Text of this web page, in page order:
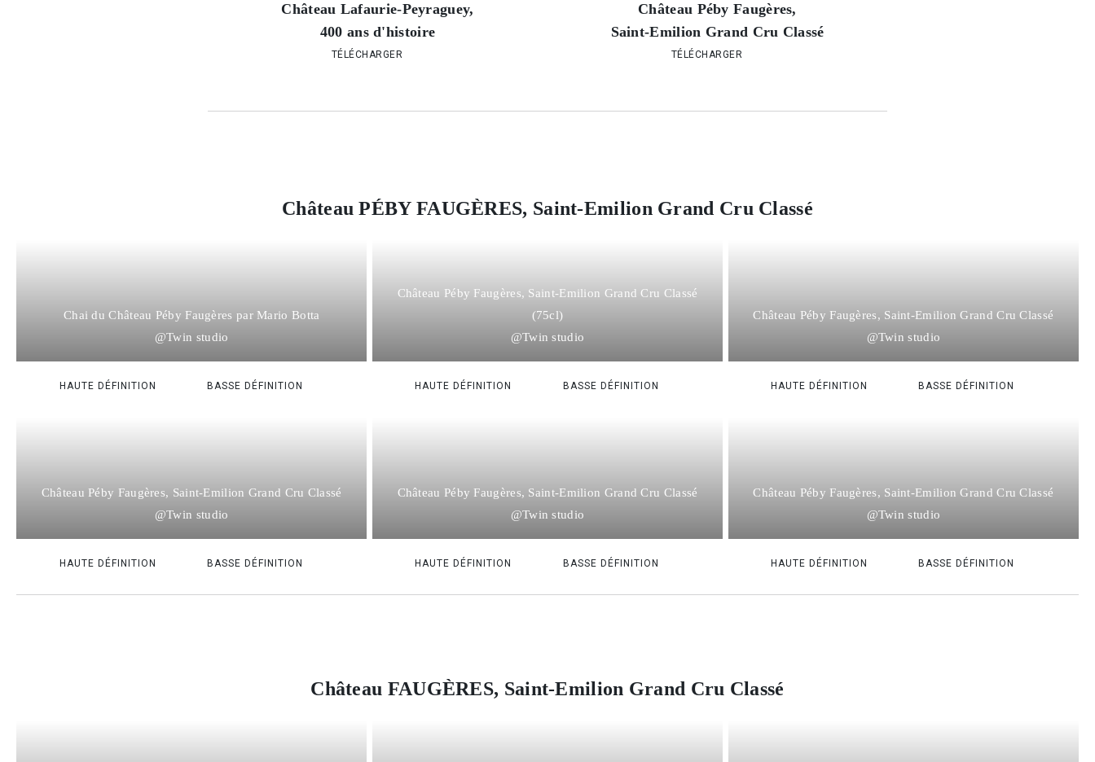
Château Lafaurie-Peyraguey,
400 ans d'histoire
TÉLÉCHARGER
Château Péby Faugères,
Saint-Emilion Grand Cru Classé
TÉLÉCHARGER
Château PÉBY FAUGÈRES, Saint-Emilion Grand Cru Classé
Chai du Château Péby Faugères par Mario Botta
@Twin studio
HAUTE DÉFINITION BASSE DÉFINITION
Château Péby Faugères, Saint-Emilion Grand Cru Classé
(75cl)
@Twin studio
HAUTE DÉFINITION BASSE DÉFINITION
Château Péby Faugères, Saint-Emilion Grand Cru Classé
@Twin studio
HAUTE DÉFINITION BASSE DÉFINITION
Château Péby Faugères, Saint-Emilion Grand Cru Classé
@Twin studio
HAUTE DÉFINITION BASSE DÉFINITION
Château Péby Faugères, Saint-Emilion Grand Cru Classé
@Twin studio
HAUTE DÉFINITION BASSE DÉFINITION
Château Péby Faugères, Saint-Emilion Grand Cru Classé
@Twin studio
HAUTE DÉFINITION BASSE DÉFINITION
Château FAUGÈRES, Saint-Emilion Grand Cru Classé